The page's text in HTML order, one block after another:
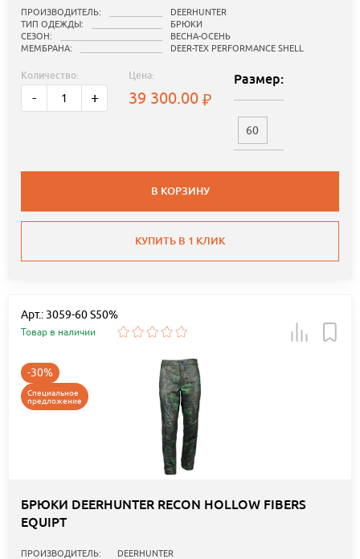
ПРОИЗВОДИТЕЛЬ:
DEERHUNTER
ТИП ОДЕЖДЫ:
БРЮКИ
СЕЗОН:
ВЕСНА-ОСЕНЬ
МЕМБРАНА:
DEER-TEX PERFORMANCE SHELL
Количество:
- +
Цена:
39 300.00
Размер:
60
В КОРЗИНУ
КУПИТЬ В 1 КЛИК
Арт.: 3059-60 S50%
Товар в наличии
-30%
Специальное
предложение
БРЮКИ DEERHUNTER RECON HOLLOW FIBERS
EQUIPT
ПРОИЗВОДИТЕЛЬ:
DEERHUNTER